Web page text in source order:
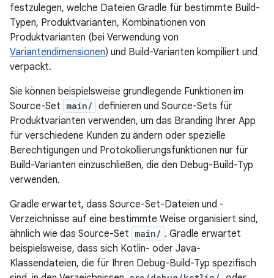
festzulegen, welche Dateien Gradle für bestimmte Build-
Typen, Produktvarianten, Kombinationen von
Produktvarianten (bei Verwendung von
Variantendimensionen) und Build-Varianten kompiliert und
verpackt.
Sie können beispielsweise grundlegende Funktionen im
Source-Set main/ definieren und Source-Sets für
Produktvarianten verwenden, um das Branding Ihrer App
für verschiedene Kunden zu ändern oder spezielle
Berechtigungen und Protokollierungsfunktionen nur für
Build-Varianten einzuschließen, die den Debug-Build-Typ
verwenden.
Gradle erwartet, dass Source-Set-Dateien und -
Verzeichnisse auf eine bestimmte Weise organisiert sind,
ähnlich wie das Source-Set main/ . Gradle erwartet
beispielsweise, dass sich Kotlin- oder Java-
Klassendateien, die für Ihren Debug-Build-Typ spezifisch